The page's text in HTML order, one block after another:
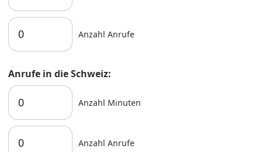
Anzahl Anrufe
Anrufe in die Schweiz:
Anzahl Minuten
Anzahl Anrufe